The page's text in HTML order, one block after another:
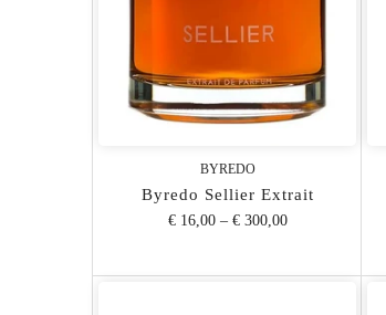
BYREDO
Byredo Sellier Extrait
€ 16,00 – € 300,00